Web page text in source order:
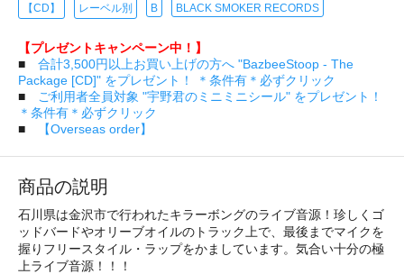
【CD】 レーベル別 B BLACK SMOKER RECORDS
【プレゼントキャンペーン中！】
■ 合計3,500円以上お買い上げの方へ "BazbeeStoop - The
Package [CD]" をプレゼント！ ＊条件有＊必ずクリック
■
ご利用者全員対象 "宇野君のミニミニシール" をプレゼント！
＊条件有＊必ずクリック
■
【Overseas order】
商品の説明
石川県は金沢市で行われたキラーボングのライブ音源！珍しくゴ
ッドバードやオリーブオイルのトラック上で、最後までマイクを
握りフリースタイル・ラップをかましています。気合い十分の極
上ライブ音源！！！